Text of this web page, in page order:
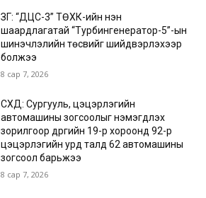
ЗГ: “ДЦС-3” ТӨХК-ийн нэн
шаардлагатай “Турбингенератор-5”-ын
шинэчлэлийн төсвийг шийдвэрлэхээр
болжээ
8 сар 7, 2026
СХД: Сургууль, цэцэрлэгийн
автомашины зогсоолыг нэмэгдүүлэх
зорилгоор дүүргийн 19-р хороонд 92-р
цэцэрлэгийн урд талд 62 автомашины
зогсоол барьжээ
8 сар 7, 2026